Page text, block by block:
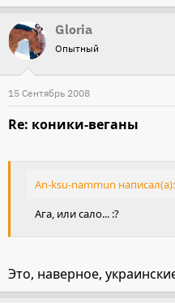
Gloria
Опытный
15 Сентябрь 2008
Re: коники-веганы
An-ksu-nammun написал(а):
Ага, или сало... :?
Это, наверное,